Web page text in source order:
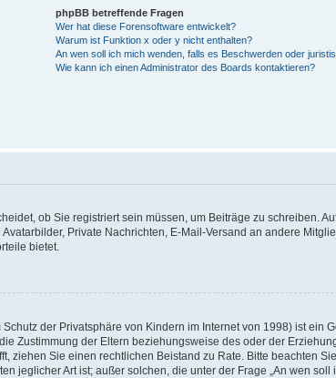
phpBB betreffende Fragen
Wer hat diese Forensoftware entwickelt?
Warum ist Funktion x oder y nicht enthalten?
An wen soll ich mich wenden, falls es Beschwerden oder
Wie kann ich einen Administrator des Boards kontaktieren?
ob Sie registriert sein müssen, um Beiträge zu schreiben.
Private Nachrichten, E-Mail-Versand an andere
bietet.
der Privatsphäre von Kindern im Internet von 1998) ist ein
Zustimmung der Eltern beziehungsweise des oder der
ziehen Sie einen rechtlichen Beistand zu Rate. Bitte beachten
jeglicher Art ist; außer solchen, die unter der Frage „An wen